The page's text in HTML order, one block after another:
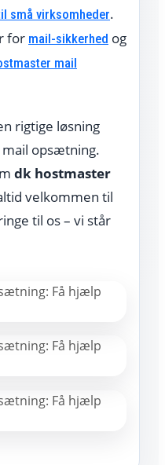
små virksomheder.
for mail-sikkerhed og
mail
rigtige løsning
opsætning.
dk hostmaster
velkommen til
til os – vi står